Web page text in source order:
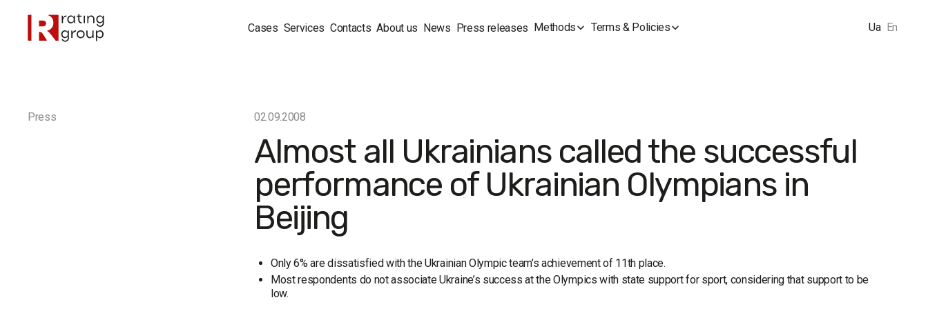
Cases Services Contacts About us News Press releases Methods Terms & Policies Ua En
Press 02.09.2008
Almost all Ukrainians called the successful
performance of Ukrainian Olympians in
Beijing
Only 6% are dissatisfied with the Ukrainian Olympic team’s achievement of 11th place.
Most respondents do not associate Ukraine’s success at the Olympics with state support for sport, considering that support to be
low.